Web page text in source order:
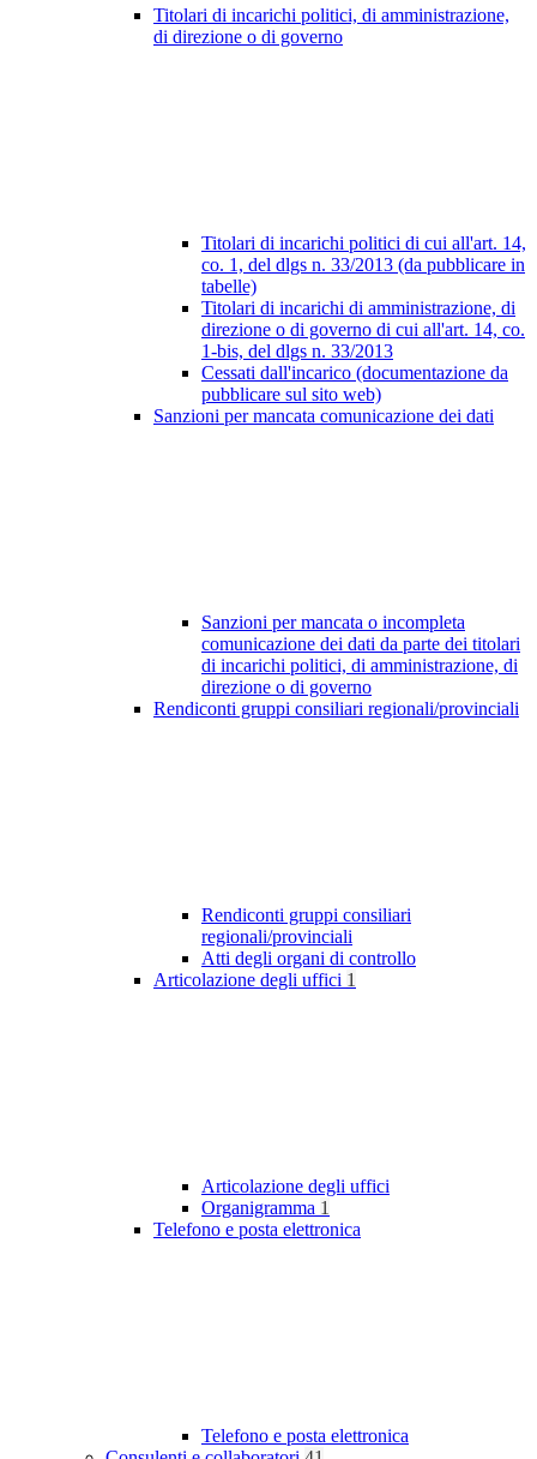
Titolari di incarichi politici, di amministrazione,
di direzione o di governo
Titolari di incarichi politici di cui all'art. 14,
co. 1, del dlgs n. 33/2013 (da pubblicare in
tabelle)
Titolari di incarichi di amministrazione, di
direzione o di governo di cui all'art. 14, co.
1-bis, del dlgs n. 33/2013
Cessati dall'incarico (documentazione da
pubblicare sul sito web)
Sanzioni per mancata comunicazione dei dati
Sanzioni per mancata o incompleta
comunicazione dei dati da parte dei titolari
di incarichi politici, di amministrazione, di
direzione o di governo
Rendiconti gruppi consiliari regionali/provinciali
Rendiconti gruppi consiliari
regionali/provinciali
Atti degli organi di controllo
Articolazione degli uffici 1
Articolazione degli uffici
Organigramma 1
Telefono e posta elettronica
Telefono e posta elettronica